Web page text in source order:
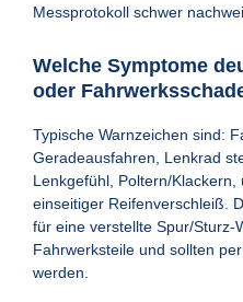
Messprotokoll schwer
Welche Symptome
oder
Typische Warnzeichen sind:
Geradeausfahren, Lenkrad
Lenkgefühl, Poltern/
einseitiger Reifenverschleiß.
für eine verstellte Spur/Sturz-
Fahrwerksteile und sollten
werden.